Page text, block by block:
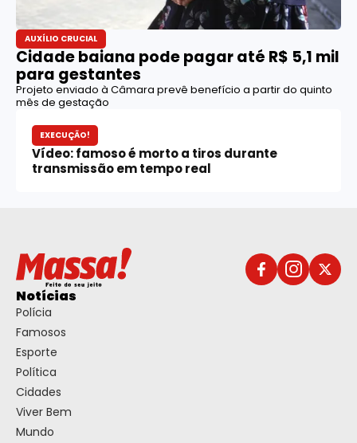
AUXÍLIO CRUCIAL
Cidade baiana pode pagar até R$ 5,1 mil
para gestantes
Projeto enviado à Câmara prevê benefício a partir do quinto
mês de gestação
EXECUÇÃO!
Vídeo: famoso é morto a tiros durante
transmissão em tempo real
Notícias
Polícia
Famosos
Esporte
Política
Cidades
Viver Bem
Mundo